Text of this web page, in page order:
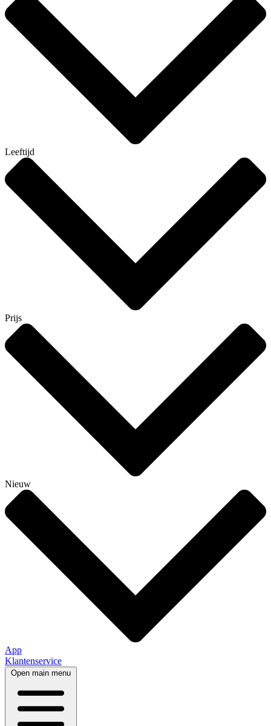
Leeftijd
Prijs
Nieuw
App
Klantenservice
Open main menu